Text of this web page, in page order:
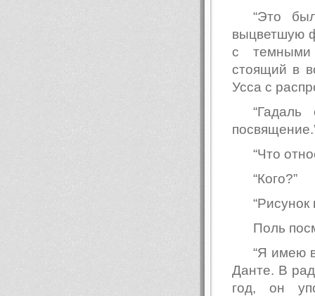
“Это
выцветшую
с темными
стоящий в
Усса с
“Что
“Кого?”
Поль
“Я имею
Данте. В
год, он